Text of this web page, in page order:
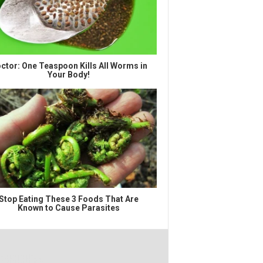
One Teaspoon Kills All Worms in
Your Body!
Eating These 3 Foods That Are
Known to Cause Parasites